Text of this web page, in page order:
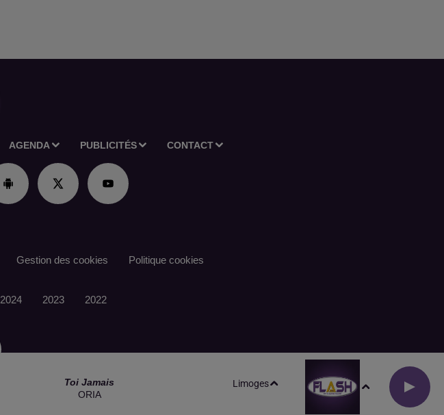
AGENDA PUBLICITÉS CONTACT
Toi Jamais
ORIA
Limoges
Gestion des cookies Politique cookies
2024 2023 2022